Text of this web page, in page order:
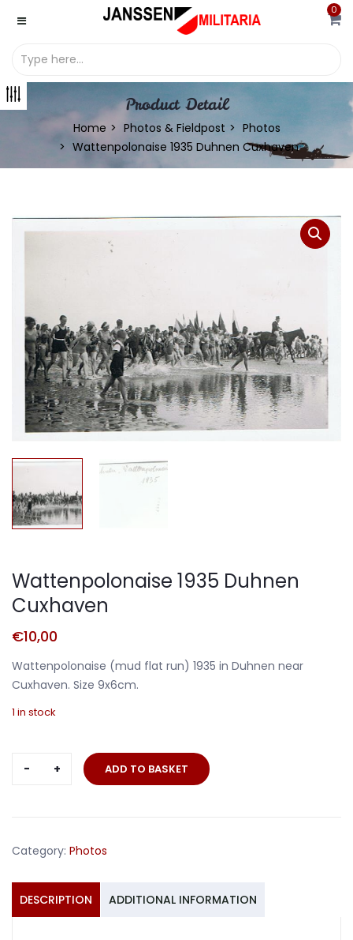
0
Product Detail
Home Photos & Fieldpost
Photos
Wattenpolonaise 1935 Duhnen Cuxhaven
Wattenpolonaise 1935 Duhnen
Cuxhaven
€10,00
Wattenpolonaise (mud flat run) 1935 in Duhnen near
Cuxhaven. Size 9x6cm.
1 in stock
WattenpolonaiseADD TO BASKET
Category: Photos
DESCRIPTION ADDITIONAL INFORMATION